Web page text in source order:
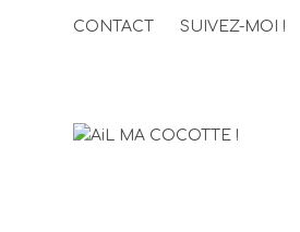
CONTACT SUIVEZ-MOI !